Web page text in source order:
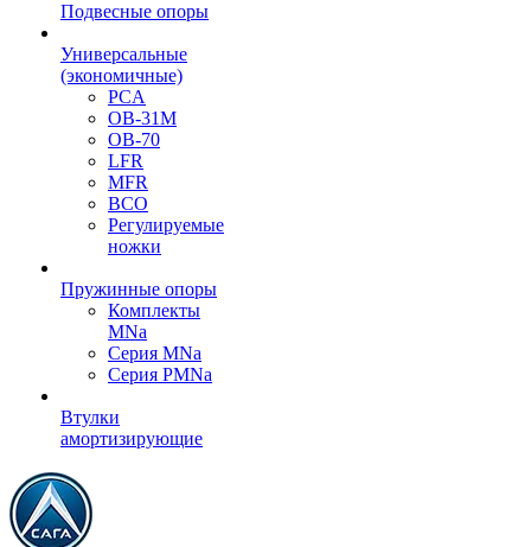
Подвесные опоры
Универсальные
(экономичные)
PCA
ОВ-31М
OB-70
LFR
MFR
ВСО
Регулируемые
ножки
Пружинные опоры
Комплекты
MNa
Серия MNa
Серия PMNa
Втулки
амортизирующие